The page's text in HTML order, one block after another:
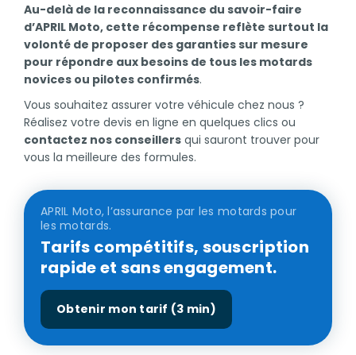
Au-delà de la reconnaissance du savoir-faire
d’APRIL Moto, cette récompense reflète surtout la
volonté de proposer des garanties sur mesure
pour répondre aux besoins de tous les motards
novices ou pilotes confirmés.
Vous souhaitez assurer votre véhicule chez nous ?
Réalisez votre devis en ligne en quelques clics ou
contactez nos conseillers qui sauront trouver pour
vous la meilleure des formules.
APRIL Moto, l’assurance par les motards pour
les motards.
Tarifs compétitifs, souscription
rapide et sans engagement.
Obtenir mon tarif (3 min)